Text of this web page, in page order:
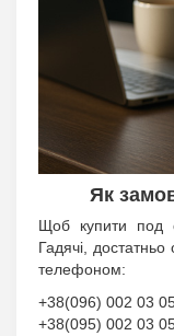
Як
Щоб купити под
Гадячі,
телефоном:
+38(096) 002 03
+38(095) 002 03